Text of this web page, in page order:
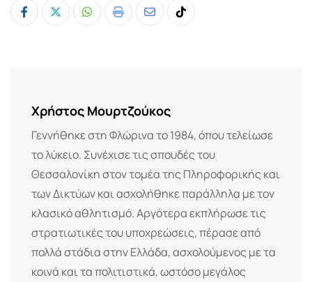
Whatsapp
Print
ShareTiktok
Χρήστος Μουρτζούκος
Γεννήθηκε στη Φλώρινα το 1984, όπου τελείωσε
το λύκειο. Συνέχισε τις σπουδές του
Θεσσαλονίκη στον τομέα της Πληροφορικής και
των Δικτύων και ασχολήθηκε παράλληλα με τον
κλασικό αθλητισμό. Αργότερα εκπλήρωσε τις
στρατιωτικές του υποχρεώσεις, πέρασε από
πολλά στάδια στην Ελλάδα, ασχολούμενος με τα
κοινά και τα πολιτιστικά, ωστόσο μεγάλος